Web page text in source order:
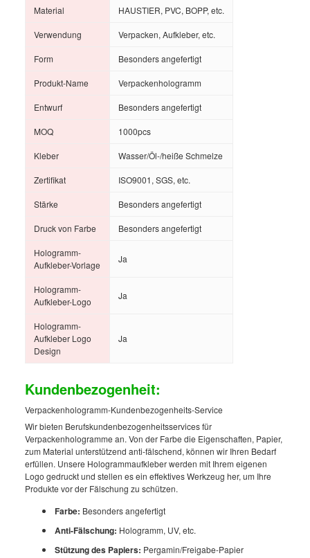
Material HAUSTIER, PVC, BOPP, etc.
Verwendung Verpacken, Aufkleber, etc.
Form Besonders angefertigt
Produkt-Name Verpackenhologramm
Entwurf Besonders angefertigt
MOQ 1000pcs
Kleber Wasser/Öl-/heiße Schmelze
Zertifikat ISO9001, SGS, etc.
Stärke Besonders angefertigt
Druck von Farbe Besonders angefertigt
Hologramm-
Aufkleber-Vorlage
Ja
Hologramm-
Aufkleber-Logo
Ja
Hologramm-
Aufkleber Logo
Design
Ja
Kundenbezogenheit:
Verpackenhologramm-Kundenbezogenheits-Service
Wir bieten Berufskundenbezogenheitsservices für
Verpackenhologramme an. Von der Farbe die Eigenschaften, Papier,
zum Material unterstützend anti-fälschend, können wir Ihren Bedarf
erfüllen. Unsere Hologrammaufkleber werden mit Ihrem eigenen
Logo gedruckt und stellen es ein effektives Werkzeug her, um Ihre
Produkte vor der Fälschung zu schützen.
Farbe: Besonders angefertigt
Anti-Fälschung: Hologramm, UV, etc.
Stützung des Papiers: Pergamin/Freigabe-Papier